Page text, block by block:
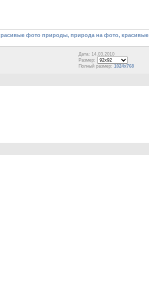
фото природы, природа на фото, красивые
Дата: 14.03.2010
Размер:
Полный размер: 1024x768